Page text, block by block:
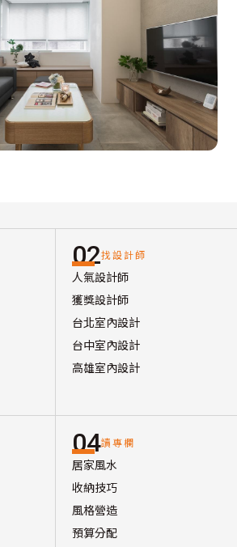
感恩人海中你我結緣，因為下輩子不
以這個圓內涵深深祝福，願為屋主帶
思後，設計師便找上屬意的職人相談
器。綜合設計師屬意的珪藻土顆粒與
給予設計師的答覆是：我盡力試試
屋主越來越期待、職人則越來越緊
，職人眼中閃著堅毅的光芒，「我一
麼說。
，不僅圓圓滿滿、而且獨一無二。
你室內裝修設計有限公司】提供
02找設計師
人氣設計師
獲獎設計師
台北室內設計
台中室內設計
高雄室內設計
04讀專欄
居家風水
收納技巧
風格營造
預算分配